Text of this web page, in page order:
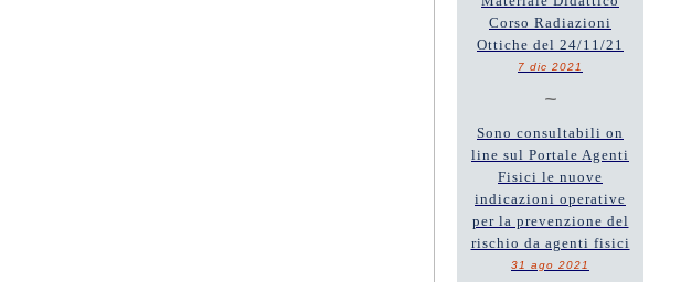
Corso Radiazioni
Ottiche del 24/11/21
7 dic 2021
~
Sono consultabili on
line sul Portale Agenti
Fisici le nuove
indicazioni operative
per la prevenzione del
rischio da agenti fisici
31 ago 2021